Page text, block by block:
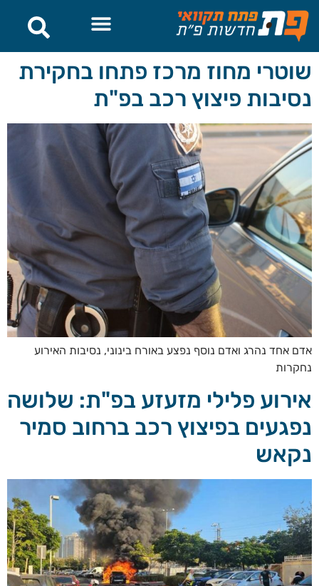
לתוכן
שוטרי מחוז מרכז פתחו בחקירת
נסיבות פיצוץ רכב בפ"ת
אדם אחד נהרג ואדם נוסף נפצע באורח בינוני, נסיבות האירוע
נחקרות
אירוע פלילי מזעזע בפ"ת: שלושה
נפגעים בפיצוץ רכב ברחוב סמיר
נקאש